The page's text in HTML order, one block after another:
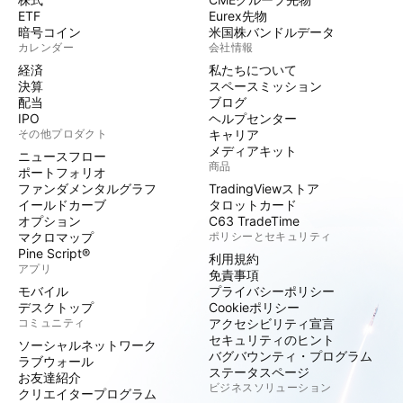
ETF
暗号コイン
カレンダー
経済
決算
配当
IPO
その他プロダクト
ニュースフロー
ポートフォリオ
ファンダメンタルグラフ
イールドカーブ
オプション
マクロマップ
Pine Script®
アプリ
モバイル
デスクトップ
コミュニティ
ソーシャルネットワーク
ラブウォール
お友達紹介
クリエイタープログラム
Eurex先物
米国株バンドルデータ
会社情報
私たちについて
スペースミッション
ブログ
ヘルプセンター
キャリア
メディアキット
商品
TradingViewストア
タロットカード
C63 TradeTime
ポリシーとセキュリティ
利用規約
免責事項
プライバシーポリシー
Cookieポリシー
アクセシビリティ宣言
セキュリティのヒント
バグバウンティ・プログラム
ステータスページ
ビジネスソリューション